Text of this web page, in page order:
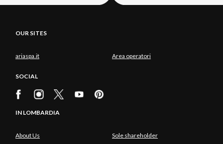
OUR SITES
ariaspa.it Area operatori
SOCIAL
IN LOMBARDIA
About Us Sole shareholder